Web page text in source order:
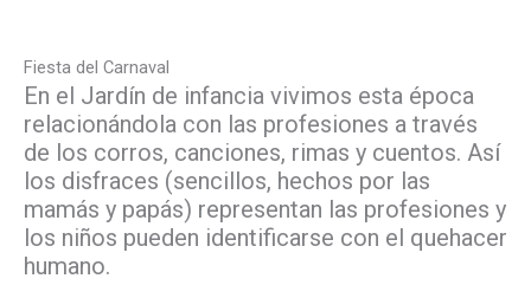
Fiesta del Carnaval
En el Jardín de infancia vivimos esta época
relacionándola con las profesiones a través
de los corros, canciones, rimas y cuentos. Así
los disfraces (sencillos, hechos por las
mamás y papás) representan las profesiones y
los niños pueden identificarse con el quehacer
humano.